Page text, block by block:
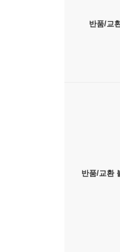
반품/교
반품/교환